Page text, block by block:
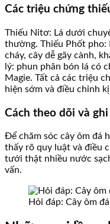
Các triệu chứng
Thiếu Nitơ: Lá dưới
thường. Thiếu Phốt pho:
cháy, cây dễ gãy cành,
lý: phun phân bón lá có
Magie. Tất cả các triệu
hiện sớm và điều chỉnh
Cách theo dõi và
Để chăm sóc cây ôm đá
thấy rõ quy luật và điều
tưới thật nhiều nước
vấn.
Hỏi đáp: Cây ôm